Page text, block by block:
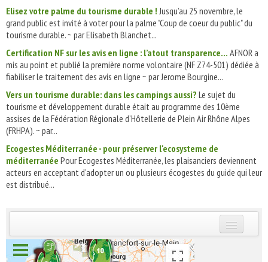
Elisez votre palme du tourisme durable ! Jusqu’au 25 novembre, le
grand public est invité à voter pour la palme "Coup de coeur du public" du
tourisme durable. ~ par Elisabeth Blanchet...
Certification NF sur les avis en ligne : l’atout transparence… AFNOR a
mis au point et publié la première norme volontaire (NF Z74-501) dédiée à
fiabiliser le traitement des avis en ligne ~ par Jerome Bourgine...
Vers un tourisme durable: dans les campings aussi? Le sujet du
tourisme et développement durable était au programme des 10ème
assises de la Fédération Régionale d’Hôtellerie de Plein Air Rhône Alpes
(FRHPA). ~ par...
Ecogestes Méditerranée - pour préserver l'ecosysteme de
méditerranée Pour Ecogestes Méditerranée, les plaisanciers deviennent
acteurs en acceptant d'adopter un ou plusieurs écogestes du guide qui leur
est distribué...
INSCRIVEZ-VOUS | ABONNEZ-VOUS